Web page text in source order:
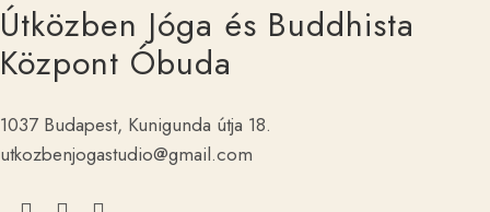
Útközben Jóga és Buddhista
Központ Óbuda
1037 Budapest, Kunigunda útja 18.
utkozbenjogastudio@gmail.com